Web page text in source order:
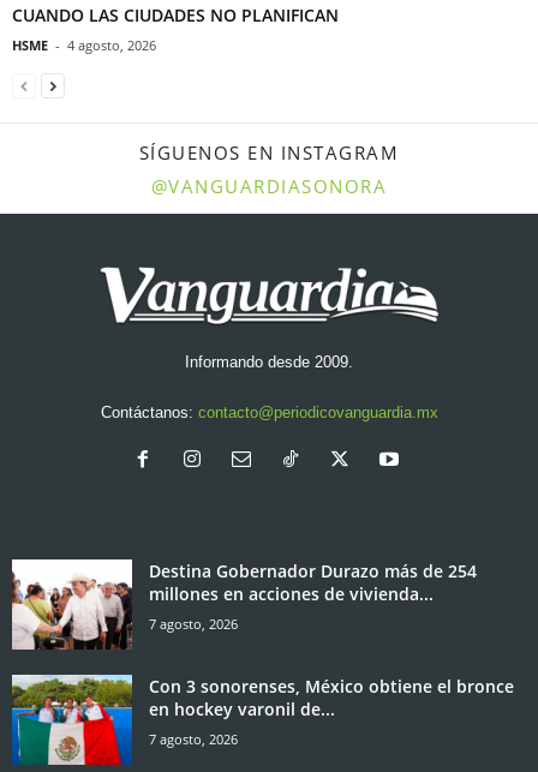
CUANDO LAS CIUDADES NO PLANIFICAN
HSME - 4 agosto, 2026
SÍGUENOS EN INSTAGRAM
@VANGUARDIASONORA
Informando desde 2009.
Contáctanos: contacto@periodicovanguardia.mx
Destina Gobernador Durazo más de 254
millones en acciones de vivienda...
7 agosto, 2026
Con 3 sonorenses, México obtiene el bronce
en hockey varonil de...
7 agosto, 2026